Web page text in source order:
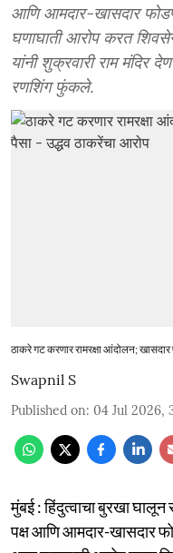
आणि आमदार-खासदार
घणाघाती आरोप करत शिवसेना
यांनी शुक्रवारी राम मंदिर
रणशिंग फुंकले.
ठाकरे गट करणार रामरक्षा आंदोलन; खासदार
Swapnil S
Published on: 04 Jul 2026,
मुंबई : हिंदुत्वाचा बुरखा घालून
पक्ष आणि आमदार-खासदार